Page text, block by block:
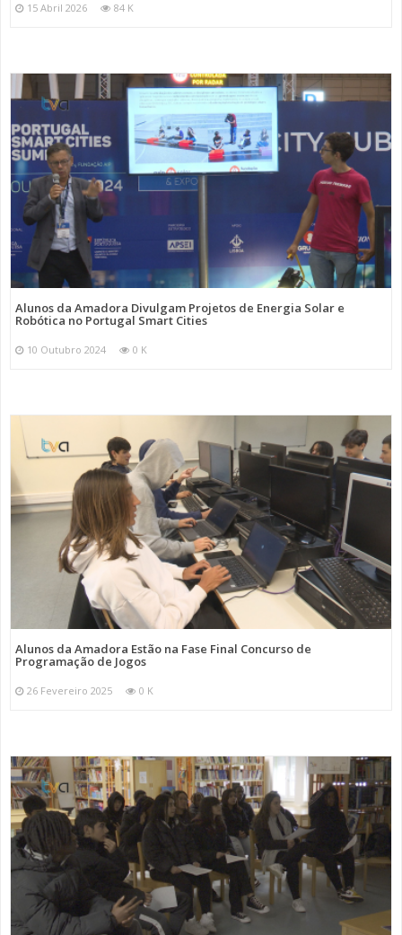
15 Abril 2026 84 K
Alunos da Amadora Divulgam Projetos de Energia Solar e
Robótica no Portugal Smart Cities
10 Outubro 2024 0 K
Alunos da Amadora Estão na Fase Final Concurso de
Programação de Jogos
26 Fevereiro 2025 0 K